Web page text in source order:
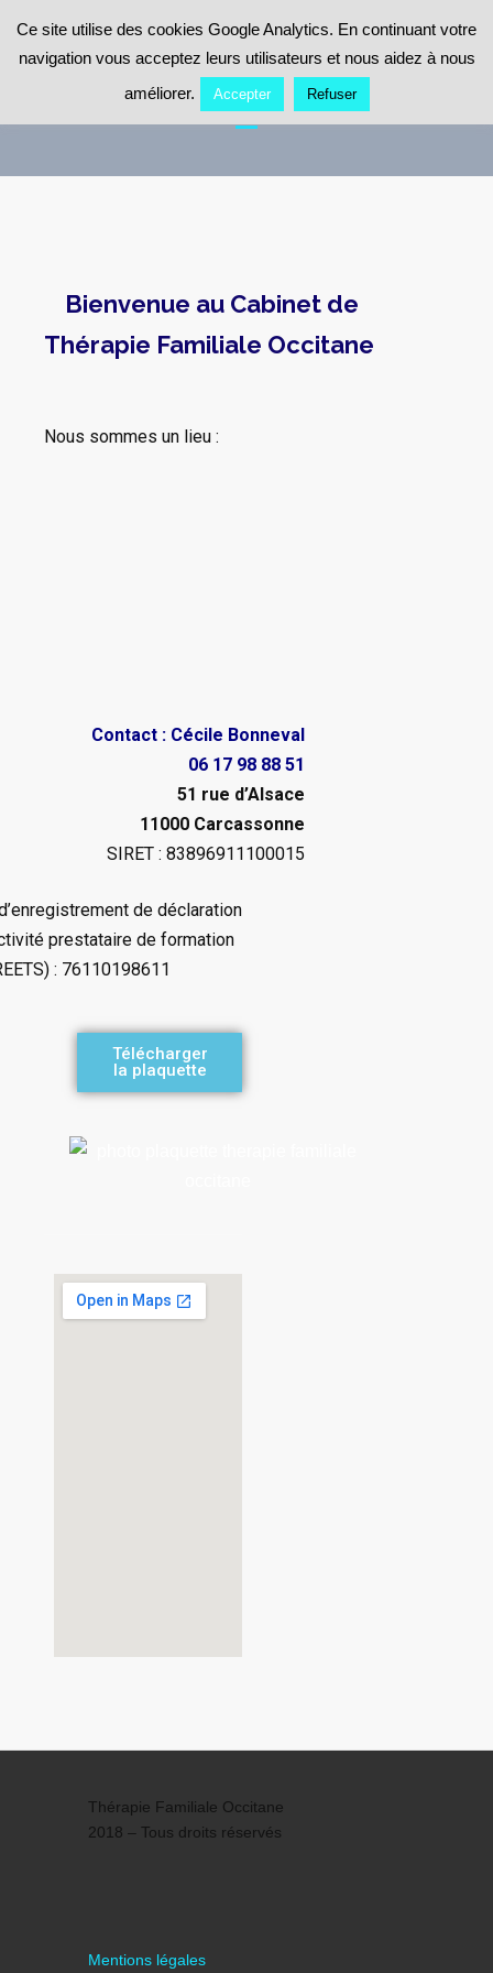
Cabinet de Thérapie Familiale
Occitane
familiale
Bienvenue au Cabinet de
Thérapie Familiale Occitane
Nous sommes un lieu :
Contact : Cécile Bonneval
06 17 98 88 51
51 rue d’Alsace
11000 Carcassonne
SIRET : 83896911100015
de déclaration
prestataire de formation
: 76110198611
Télécharger
la plaquette
Thérapie Familiale Occitane
2018 – Tous droits réservés
Mentions légales
Ce site utilise des cookies Google Analytics. En continuant votre
navigation vous acceptez leurs utilisateurs et nous aidez à nous
améliorer.
Accepter Refuser